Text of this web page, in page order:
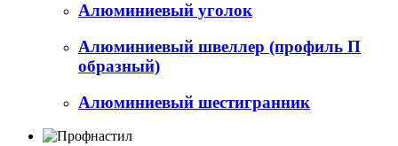
Алюминиевый уголок
Алюминиевый швеллер (профиль П
образный)
Алюминиевый шестигранник